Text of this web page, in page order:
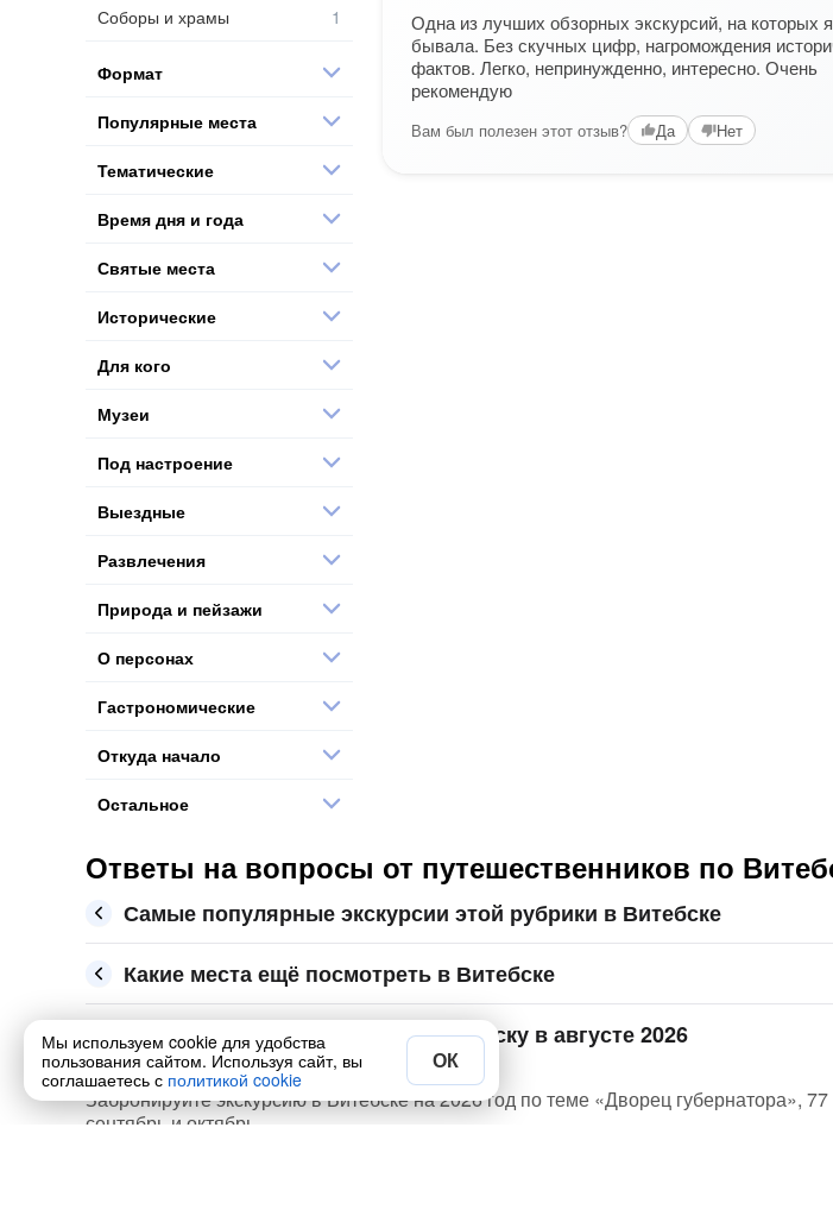
Одна из лучших обзорных экскурсий, на которых я
бывала. Без скучных цифр, нагромождения
фактов. Легко, непринужденно, интересно. Очень
рекомендую
Вам был полезен этот отзыв? Да Нет
Соборы и храмы
Формат
Популярные места
Тематические
Время дня и года
Святые места
Исторические
Для кого
Музеи
Под настроение
Выездные
Развлечения
Природа и пейзажи
О персонах
Гастрономические
Откуда начало
Остальное
Ответы на вопросы от путешественников по
Самые популярные экскурсии этой рубрики в Витебске
Какие места ещё посмотреть в Витебске
Сколько стоит экскурсия по Витебску в августе 2026
Забронируйте экскурсию в Витебске на 2026 год по теме «Дворец губернатора»,
сентябрь и октябрь
Мы используем cookie для удобства
пользования сайтом. Используя сайт, вы
соглашаетесь с политикой cookie
ОК